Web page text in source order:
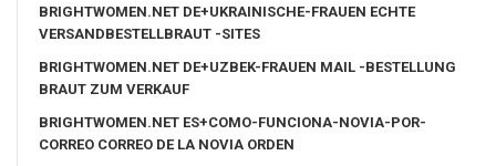
BRIGHTWOMEN.NET DE+UKRAINISCHE-FRAUEN ECHTE
VERSANDBESTELLBRAUT -SITES
BRIGHTWOMEN.NET DE+UZBEK-FRAUEN MAIL -BESTELLUNG
BRAUT ZUM VERKAUF
BRIGHTWOMEN.NET ES+COMO-FUNCIONA-NOVIA-POR-
CORREO CORREO DE LA NOVIA ORDEN